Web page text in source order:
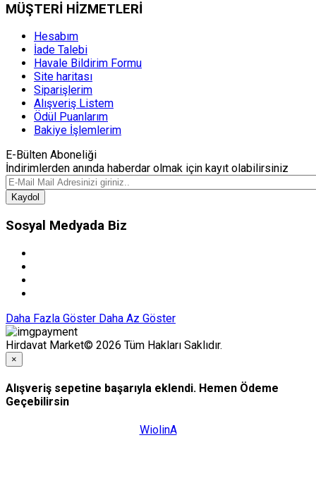
MÜŞTERİ HİZMETLERİ
Hesabım
İade Talebi
Havale Bildirim Formu
Site haritası
Siparişlerim
Alışveriş Listem
Ödül Puanlarım
Bakiye İşlemlerim
E-Bülten Aboneliği
İndirimlerden anında haberdar olmak için kayıt olabilirsiniz
Kaydol
Sosyal Medyada Biz
Daha Fazla Göster Daha Az Göster
Hirdavat Market© 2026 Tüm Hakları Saklıdır.
×
Alışveriş sepetine başarıyla eklendi. Hemen Ödeme
Geçebilirsin
WiolinA